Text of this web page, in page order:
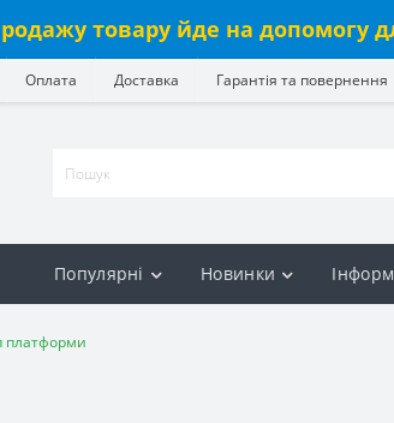
товару йде на допомогу
Оплата Доставка Гарантія та повернення
Популярні Новинки
платформи